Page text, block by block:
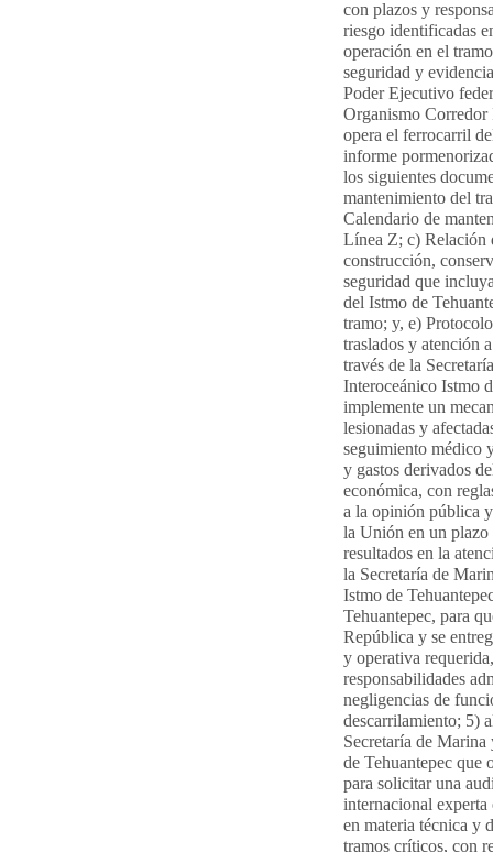
con plazos y
riesgo identificadas
operación en el
seguridad y
Poder Ejecutivo
Organismo Corredor
opera el ferrocarril
informe
los siguientes
mantenimiento del
Calendario de
Línea Z; c) Relación
construcción,
seguridad que
del Istmo de
tramo; y, e)
traslados y atención
través de la
Interoceánico Istmo
implemente un
lesionadas y
seguimiento médico
y gastos derivados
económica, con
a la opinión pública
la Unión en un plazo
resultados en la
la Secretaría de
Istmo de
Tehuantepec, para
República y se
y operativa
responsabilidades
negligencias de
descarrilamiento; 5)
Secretaría de
de Tehuantepec que
para solicitar una
internacional experta
en materia técnica y
tramos críticos, con